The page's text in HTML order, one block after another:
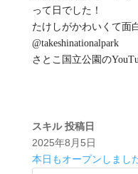
って日でした！
たけしがかわいくて面
@takeshinationalpark
さとこ国立公園の
スキル 投稿日
2025年8月5日
本日もオープンしまし